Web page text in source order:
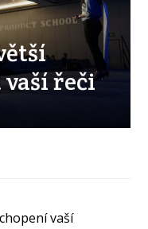
řeči
vaší